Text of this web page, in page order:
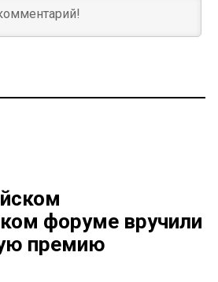
форуме вручили
премию